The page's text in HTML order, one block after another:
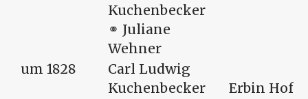
Kuchenbecker
⚭ Juliane
Wehner
um 1828
Carl Ludwig
Kuchenbecker
Erbin Hof